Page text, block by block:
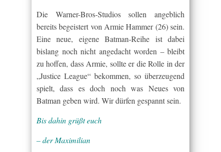
Die Warner-Bros-Studios sollen angeblich
bereits begeistert von Armie Hammer (26) sein.
Eine neue, eigene Batman-Reihe ist dabei
bislang noch nicht angedacht worden – bleibt
zu hoffen, dass Armie, sollte er die Rolle in der
„Justice League“ bekommen, so überzeugend
spielt, dass es doch noch was Neues von
Batman geben wird. Wir dürfen gespannt sein.
Bis dahin grüßt euch
– der Maximilian